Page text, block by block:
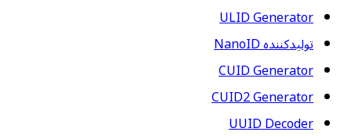
ULID Generator
تولیدکننده NanoID
CUID Generator
CUID2 Generator
UUID Decoder